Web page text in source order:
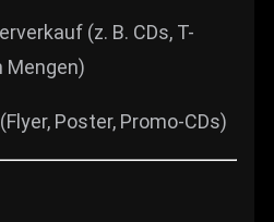
(z. B. CDs, T-
Mengen)
Poster, Promo-CDs)